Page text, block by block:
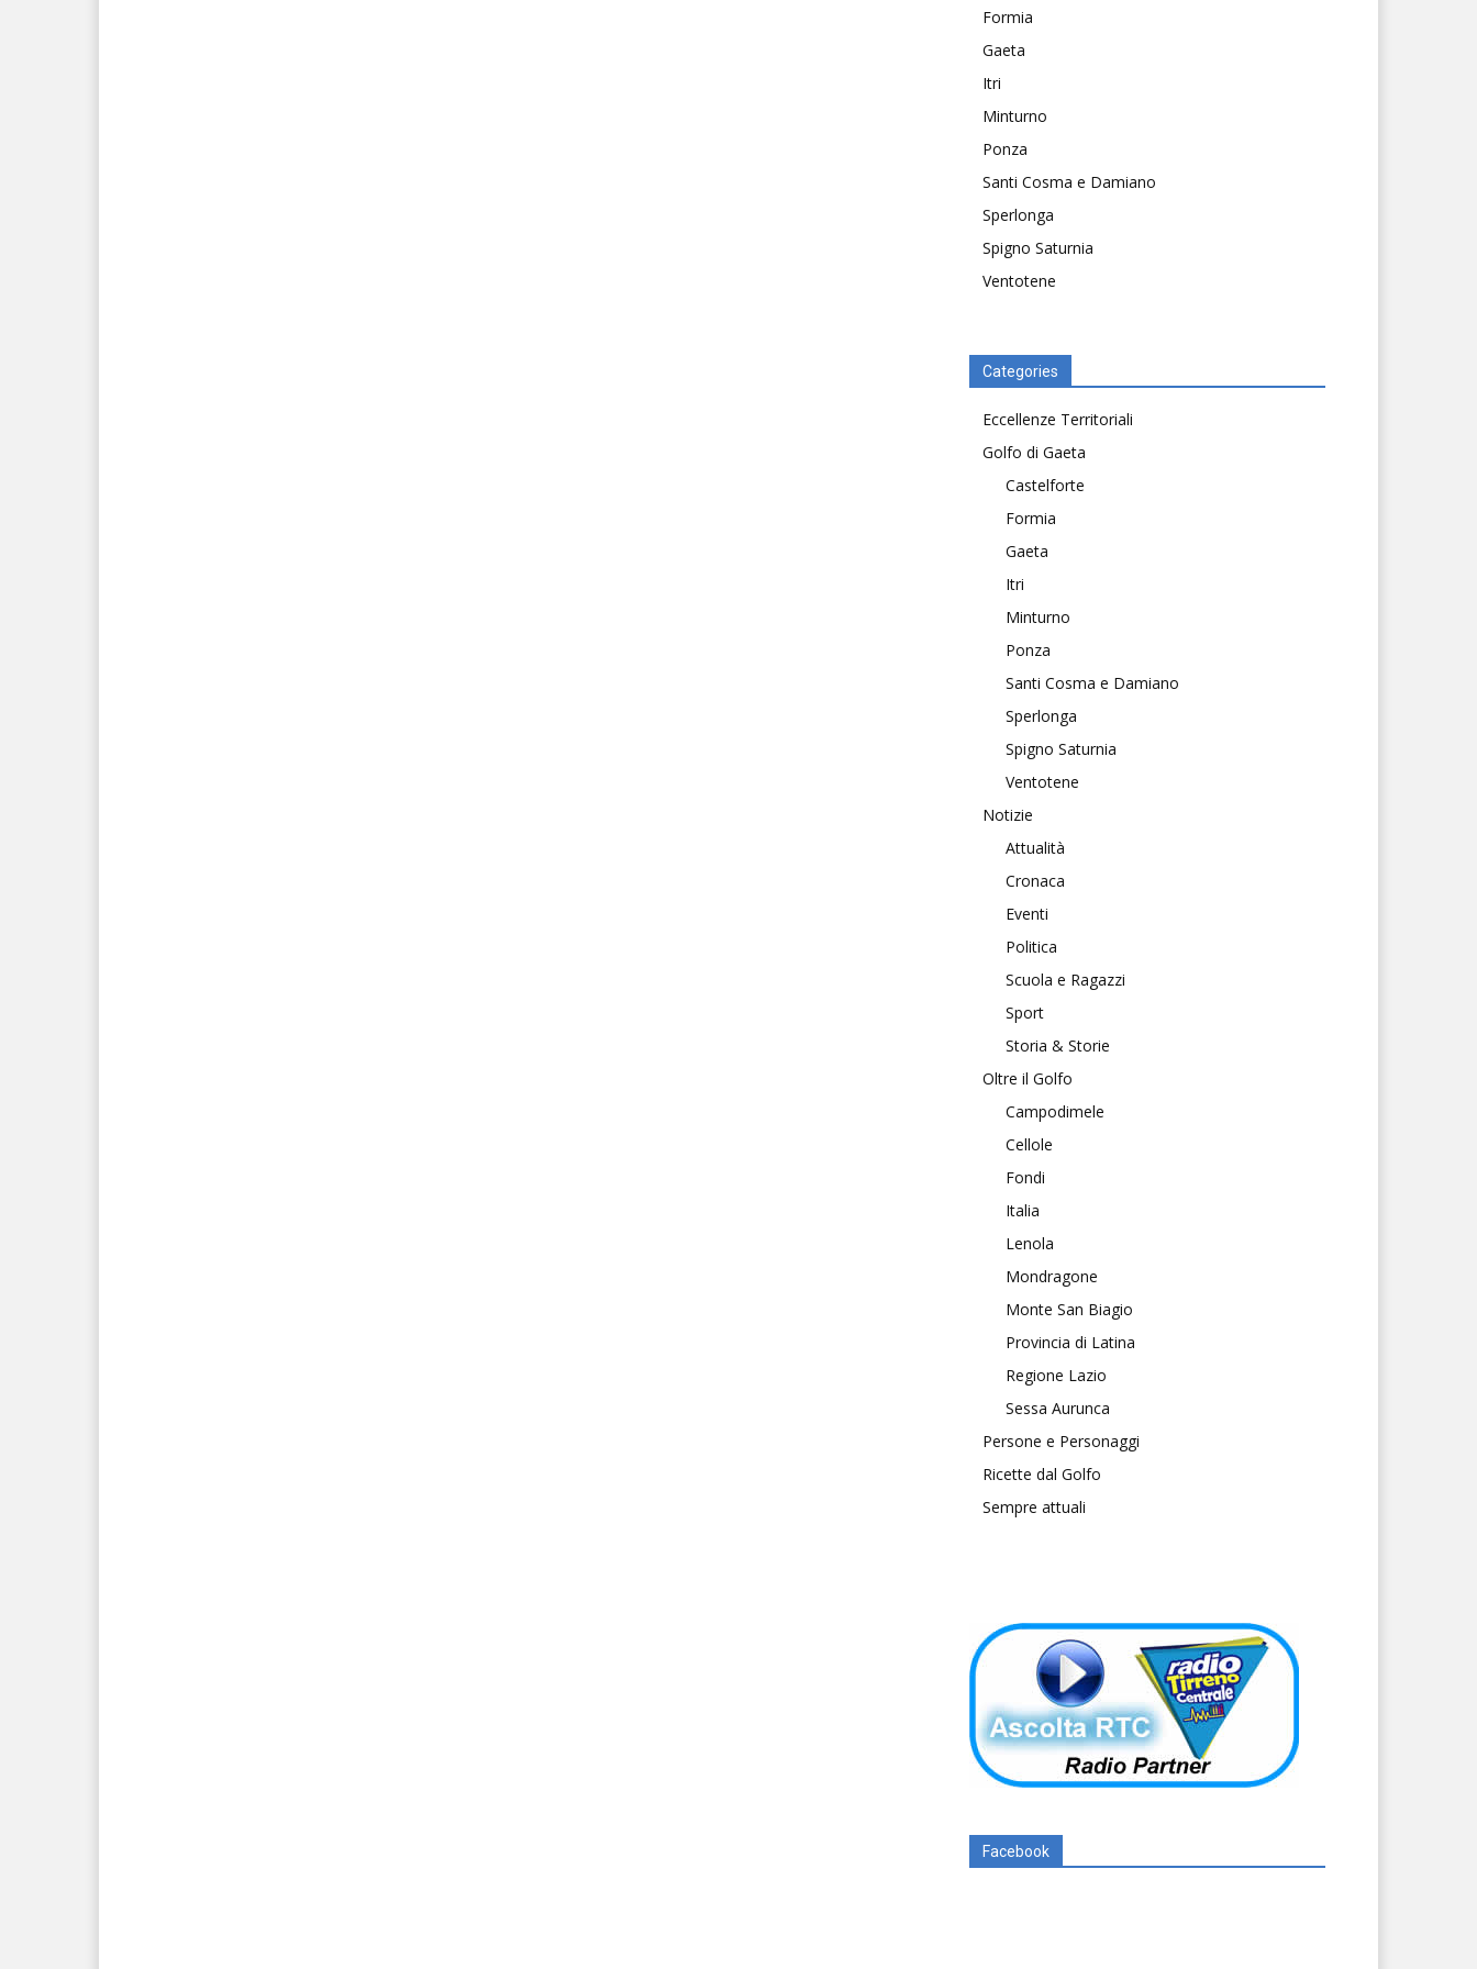
Formia
Gaeta
Itri
Minturno
Ponza
Santi Cosma e Damiano
Sperlonga
Spigno Saturnia
Ventotene
Categories
Eccellenze Territoriali
Golfo di Gaeta
Castelforte
Formia
Gaeta
Itri
Minturno
Ponza
Santi Cosma e Damiano
Sperlonga
Spigno Saturnia
Ventotene
Notizie
Attualità
Cronaca
Eventi
Politica
Scuola e Ragazzi
Sport
Storia & Storie
Oltre il Golfo
Campodimele
Cellole
Fondi
Italia
Lenola
Mondragone
Monte San Biagio
Provincia di Latina
Regione Lazio
Sessa Aurunca
Persone e Personaggi
Ricette dal Golfo
Sempre attuali
Facebook